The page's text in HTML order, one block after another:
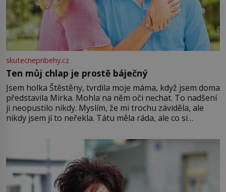
skutecnepribehy.cz
Ten můj chlap je prostě báječný
Jsem holka Štěstěny, tvrdila moje máma, když jsem doma
představila Mirka. Mohla na něm oči nechat. To nadšení
ji neopustilo nikdy. Myslím, že mi trochu záviděla, ale
nikdy jsem jí to neřekla. Tátu měla ráda, ale co si
Jsme spolu moc rádi Tehdy byla jiná doba, když